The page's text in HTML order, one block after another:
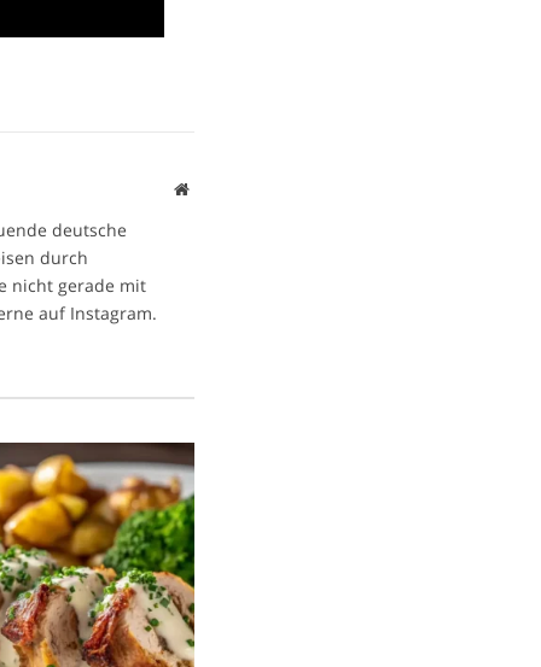
Website
deutsche
durch
nicht gerade mit
auf Instagram.